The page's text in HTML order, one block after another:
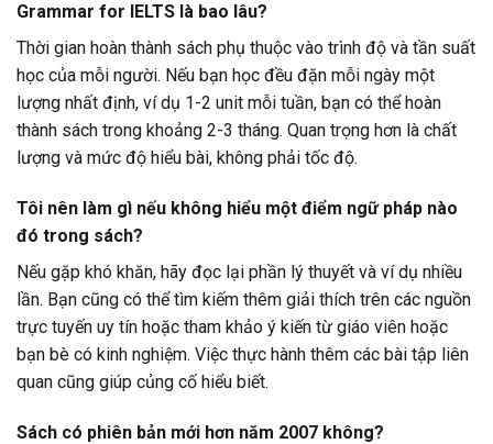
Grammar for IELTS là bao lâu?
Thời gian hoàn thành sách phụ thuộc vào trình độ và tần suất
học của mỗi người. Nếu bạn học đều đặn mỗi ngày một
lượng nhất định, ví dụ 1-2 unit mỗi tuần, bạn có thể hoàn
thành sách trong khoảng 2-3 tháng. Quan trọng hơn là chất
lượng và mức độ hiểu bài, không phải tốc độ.
Tôi nên làm gì nếu không hiểu một điểm ngữ pháp nào
đó trong sách?
Nếu gặp khó khăn, hãy đọc lại phần lý thuyết và ví dụ nhiều
lần. Bạn cũng có thể tìm kiếm thêm giải thích trên các nguồn
trực tuyến uy tín hoặc tham khảo ý kiến từ giáo viên hoặc
bạn bè có kinh nghiệm. Việc thực hành thêm các bài tập liên
quan cũng giúp củng cố hiểu biết.
Sách có phiên bản mới hơn năm 2007 không?